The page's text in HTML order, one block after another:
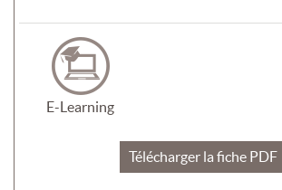
E-Learning
Télécharger la fiche PDF